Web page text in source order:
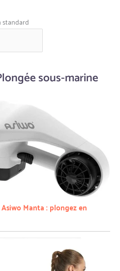
sous-marine
Manta : plongez en